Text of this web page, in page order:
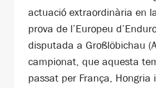
actuació extraordinària en
prova de l’Europeu
disputada a Großlöbichau
campionat, que aquesta
passat per França, Hongria